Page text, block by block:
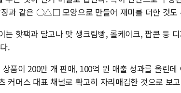
과 같은 ○△□ 모양으로 만들어 재미를 더한 것도
는 핫팩과 달고나 맛 생크림빵, 롤케이크, 팝콘 등
.
품이 200만 개 판매, 100억 원 매출 성과를 올린데
커머스 대표 채널로 확고히 자리매김한 것으로 보